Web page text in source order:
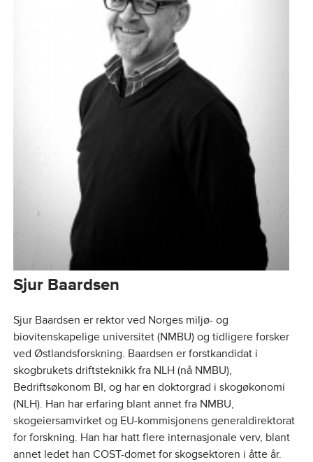
Sjur Baardsen
Sjur Baardsen er rektor ved Norges miljø- og
biovitenskapelige universitet (NMBU) og tidligere forsker
ved Østlandsforskning. Baardsen er forstkandidat i
skogbrukets driftsteknikk fra NLH (nå NMBU),
Bedriftsøkonom BI, og har en doktorgrad i skogøkonomi
(NLH). Han har erfaring blant annet fra NMBU,
skogeiersamvirket og EU-kommisjonens generaldirektorat
for forskning. Han har hatt flere internasjonale verv, blant
annet ledet han COST-domet for skogsektoren i åtte år.